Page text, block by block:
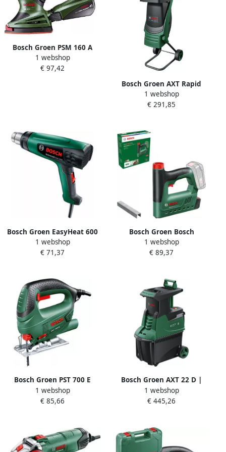
Bosch Groen PSM 160 A
060337700K
Multischuurmachine 160
1 webshop
€ 97,42
Bosch Groen AXT Rapid
2200 Hakselaar | 2200w
0600853605
1 webshop
€ 291,85
Bosch Groen EasyHeat 600
Heteluchtpistool
06032A6101
1 webshop
€ 71,37
Bosch Groen Bosch
Universal Tacker 18V-14 |
Zonder accu en lader
1 webshop
€ 89,37
Bosch Groen PST 700 E
Decoupeerzaag | 500w
06033A0000
1 webshop
€ 85,66
Bosch Groen AXT 22 D |
Fluisterhakselaar | 2200 W
0600803003
1 webshop
€ 445,26